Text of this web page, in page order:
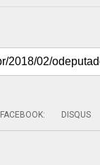
FACEBOOK: DISQUS